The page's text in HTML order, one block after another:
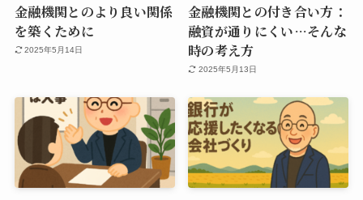
金融機関とのより良い関係
を築くために
2025年5月14日
金融機関との付き合い方：
融資が通りにくい…そんな
時の考え方
2025年5月13日